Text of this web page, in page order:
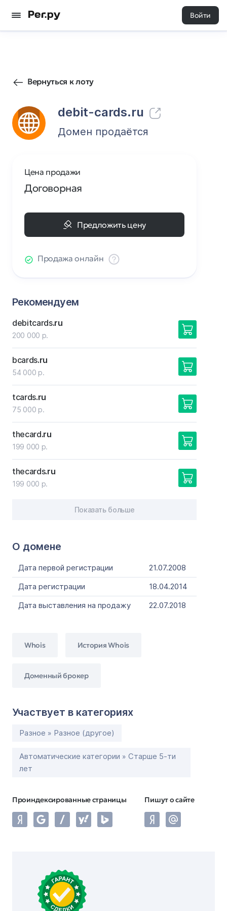
Войти
Вернуться к лоту
debit-cards.ru
52 0
Домен продаётся
О домене
Дата первой регистрации
21.07.2008
Дата регистрации
18.04.2014
Дата выставления на продажу
22.07.2018
Whois История Whois
Доменный брокер
Участвует в категориях
Разное » Разное (другое)
Автоматические категории » Старше 5-ти
лет
Проиндексированные страницы Пишут о сайте
Цена продажи
Договорная
Предложить цену
Продажа онлайн
Рекомендуем
debitcards.ru
200 000 р.
bcards.ru
54 000 р.
tcards.ru
75 000 р.
thecard.ru
199 000 р.
thecards.ru
199 000 р.
Показать больше